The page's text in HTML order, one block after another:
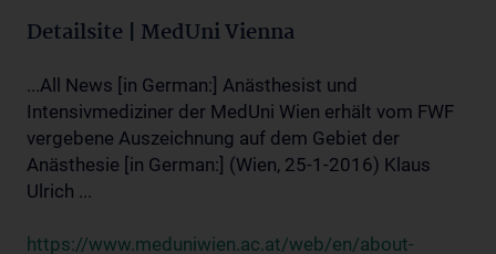
Detailsite | MedUni Vienna
...All News [in German:] Anästhesist und
Intensivmediziner der MedUni Wien erhält vom FWF
vergebene Auszeichnung auf dem Gebiet der
Anästhesie [in German:] (Wien, 25-1-2016) Klaus
Ulrich ...
https://www.meduniwien.ac.at/web/en/about-